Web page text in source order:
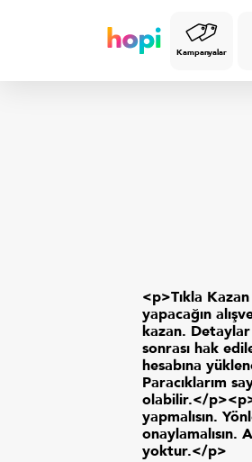
Kampanyalar
<p>Tıkla
yapacağın
kazan.
sonrası hak
hesabına
Paracıklarım
olabilir.</
yapmalısın.
onaylamalısın.
yoktur.</p>